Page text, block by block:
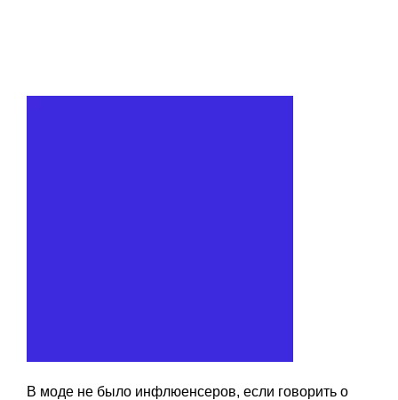
В моде не было инфлюенсеров, если говорить о